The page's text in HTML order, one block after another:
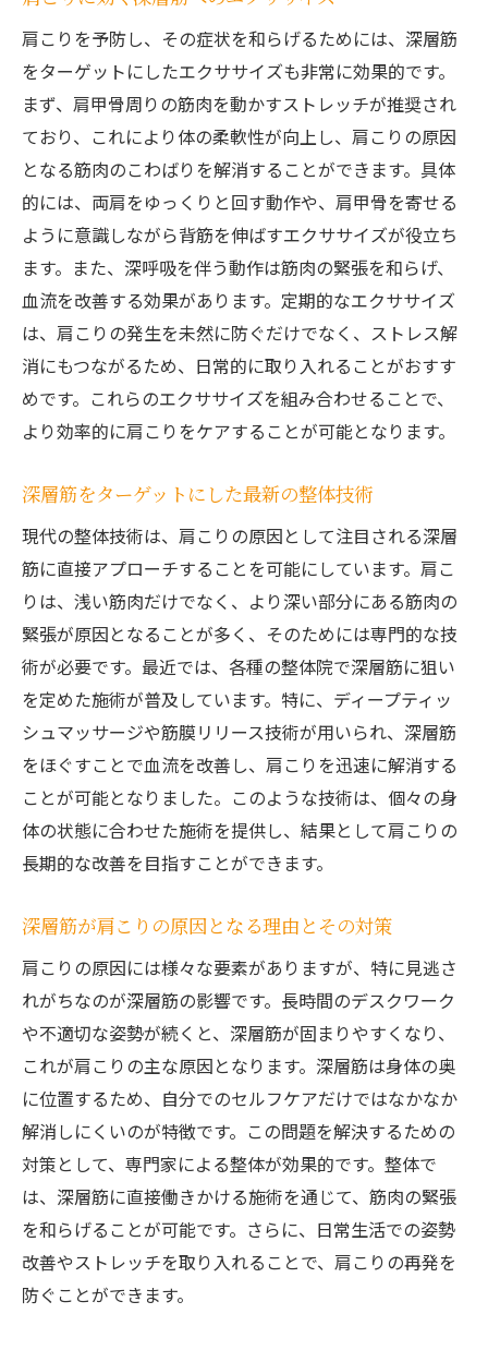
肩こりを予防し、その症状を和らげるためには、深層筋
をターゲットにしたエクササイズも非常に効果的です。
まず、肩甲骨周りの筋肉を動かすストレッチが推奨され
ており、これにより体の柔軟性が向上し、肩こりの原因
となる筋肉のこわばりを解消することができます。具体
的には、両肩をゆっくりと回す動作や、肩甲骨を寄せる
ように意識しながら背筋を伸ばすエクササイズが役立ち
ます。また、深呼吸を伴う動作は筋肉の緊張を和らげ、
血流を改善する効果があります。定期的なエクササイズ
は、肩こりの発生を未然に防ぐだけでなく、ストレス解
消にもつながるため、日常的に取り入れることがおすす
めです。これらのエクササイズを組み合わせることで、
より効率的に肩こりをケアすることが可能となります。
深層筋をターゲットにした最新の整体技術
現代の整体技術は、肩こりの原因として注目される深層
筋に直接アプローチすることを可能にしています。肩こ
りは、浅い筋肉だけでなく、より深い部分にある筋肉の
緊張が原因となることが多く、そのためには専門的な技
術が必要です。最近では、各種の整体院で深層筋に狙い
を定めた施術が普及しています。特に、ディープティッ
シュマッサージや筋膜リリース技術が用いられ、深層筋
をほぐすことで血流を改善し、肩こりを迅速に解消する
ことが可能となりました。このような技術は、個々の身
体の状態に合わせた施術を提供し、結果として肩こりの
長期的な改善を目指すことができます。
深層筋が肩こりの原因となる理由とその対策
肩こりの原因には様々な要素がありますが、特に見逃さ
れがちなのが深層筋の影響です。長時間のデスクワーク
や不適切な姿勢が続くと、深層筋が固まりやすくなり、
これが肩こりの主な原因となります。深層筋は身体の奥
に位置するため、自分でのセルフケアだけではなかなか
解消しにくいのが特徴です。この問題を解決するための
対策として、専門家による整体が効果的です。整体で
は、深層筋に直接働きかける施術を通じて、筋肉の緊張
を和らげることが可能です。さらに、日常生活での姿勢
改善やストレッチを取り入れることで、肩こりの再発を
防ぐことができます。